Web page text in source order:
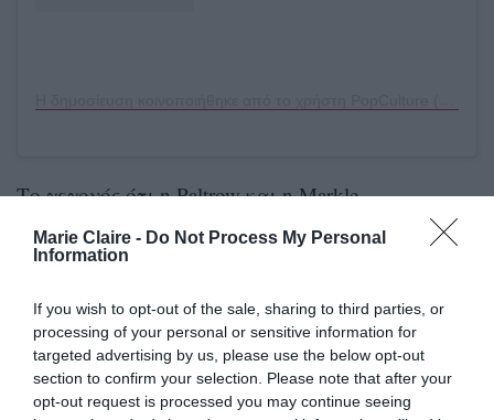
Marie Claire - Do Not Process My Personal
Information
If you wish to opt-out of the sale, sharing to third parties, or
processing of your personal or sensitive information for
targeted advertising by us, please use the below opt-out
section to confirm your selection. Please note that after your
opt-out request is processed you may continue seeing
Το γεγονός ότι η Paltrow και η Markle
συναντήθηκαν για να απαντήσουν στις εικασίες
που τις ήθελαν να βρίσκονται σε κόντρα,
σταρ του «Shakespeare in Love» στο Vanity Fair,
όπου μίλησε για τη Meghan και τη νέα σειρά του
Netflix, «With Love, Meghan».